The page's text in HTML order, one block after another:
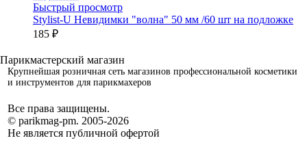
Быстрый просмотр
Stylist-U Невидимки "волна" 50 мм /60 шт на подложке
185 ₽
Крупнейшая розничная сеть магазинов профессиональной косметики
и инструментов для парикмахеров
Все права защищены.
© parikmag-pm. 2005-2026
Не является публичной офертой